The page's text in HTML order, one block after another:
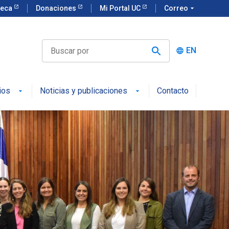
Donaciones Mi Portal UC Correo arrow_drop_down
language EN
Noticias y publicaciones Contacto